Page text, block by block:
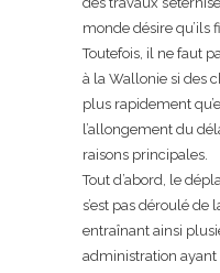
monde désire qu’ils
Toutefois, il ne faut
à la Wallonie si des
plus rapidement
l’allongement du
raisons principales.
Tout d’abord, le
s’est pas déroulé
entraînant ainsi
administration ayant